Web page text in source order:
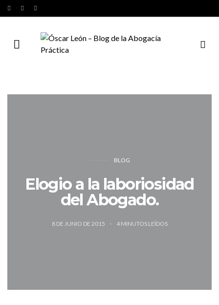
BLOG
Elogio a la laboriosidad
del Abogado.
8 DE JUNIO DE 2015 4 MINUTOS LEÍDOS